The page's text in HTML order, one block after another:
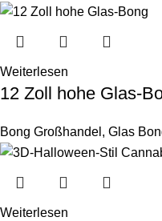
Weiterlesen
12 Zoll hohe Glas-
Bong Großhandel , Glas
Weiterlesen